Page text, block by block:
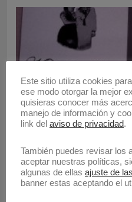
2010 2010 -
Invitación a
Este sitio utiliza cookies
ese modo otorgar la mejor
quisieras conocer más
manejo de información y
link del aviso de privacidad.
También puedes revisar los
aceptar nuestras políticas,
algunas de ellas ajuste de
banner estas aceptando el